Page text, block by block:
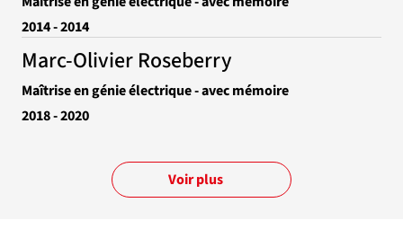
2014 - 2014
Marc-Olivier Roseberry
Maîtrise en génie électrique - avec mémoire
2018 - 2020
Voir plus